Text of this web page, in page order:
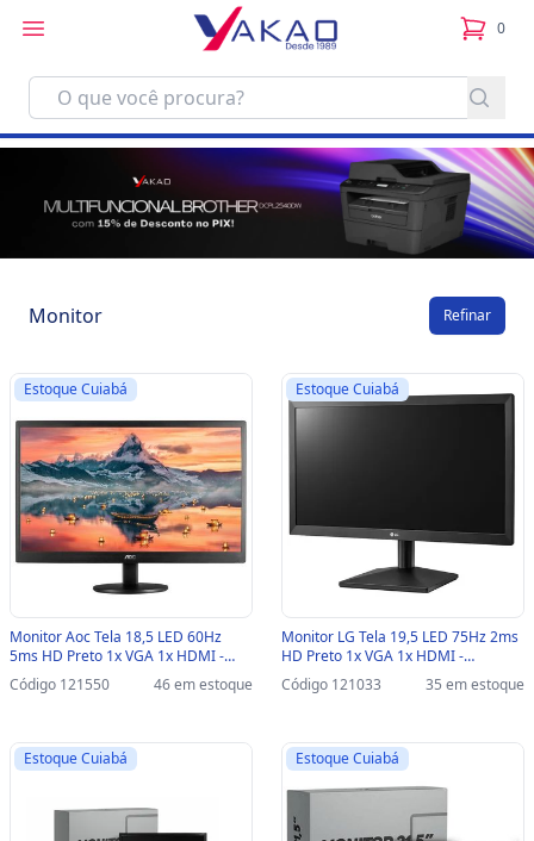
0
itens
Monitor Refinar
Estoque Cuiabá
Monitor Aoc Tela 18,5 LED 60Hz
5ms HD Preto 1x VGA 1x HDMI -
E970SWHNL - E970SWHNL
Código 121550 46 em estoque
Estoque Cuiabá
Monitor LG Tela 19,5 LED 75Hz 2ms
HD Preto 1x VGA 1x HDMI -
20MK400H-B.AWZ - 20MK400H-
B.AWZ
Código 121033 35 em estoque
Estoque Cuiabá Estoque Cuiabá